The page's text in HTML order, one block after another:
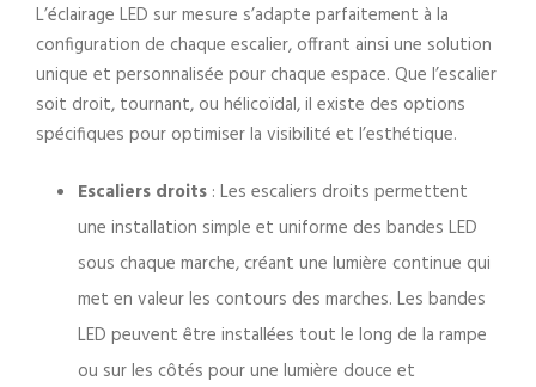
L’éclairage LED sur mesure s’adapte parfaitement à la
configuration de chaque escalier, offrant ainsi une solution
unique et personnalisée pour chaque espace. Que l’escalier
soit droit, tournant, ou hélicoïdal, il existe des options
spécifiques pour optimiser la visibilité et l’esthétique.
Escaliers droits : Les escaliers droits permettent
une installation simple et uniforme des bandes LED
sous chaque marche, créant une lumière continue qui
met en valeur les contours des marches. Les bandes
LED peuvent être installées tout le long de la rampe
ou sur les côtés pour une lumière douce et